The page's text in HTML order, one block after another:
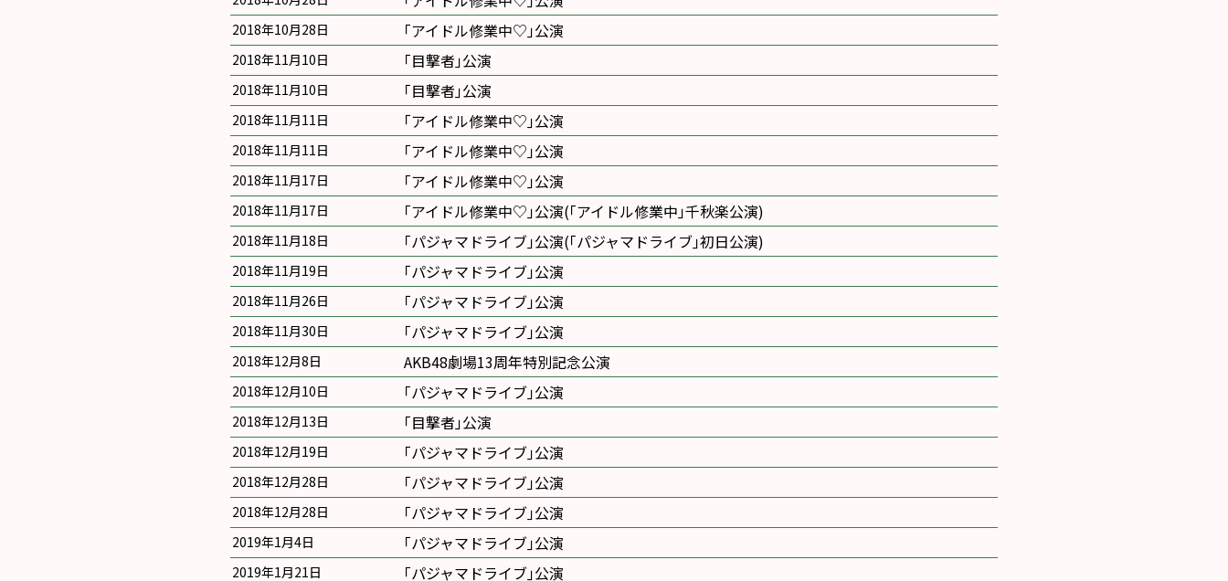
2018年10月28日 ｢アイドル修業中♡｣公演
2018年11月10日 ｢目撃者｣公演
2018年11月10日 ｢目撃者｣公演
2018年11月11日 ｢アイドル修業中♡｣公演
2018年11月11日 ｢アイドル修業中♡｣公演
2018年11月17日 ｢アイドル修業中♡｣公演
2018年11月17日 ｢アイドル修業中♡｣公演(｢アイドル修業中｣千秋楽公演)
2018年11月18日 ｢パジャマドライブ｣公演(｢パジャマドライブ｣初日公演)
2018年11月19日 ｢パジャマドライブ｣公演
2018年11月26日 ｢パジャマドライブ｣公演
2018年11月30日 ｢パジャマドライブ｣公演
2018年12月8日 AKB48劇場13周年特別記念公演
2018年12月10日 ｢パジャマドライブ｣公演
2018年12月13日 ｢目撃者｣公演
2018年12月19日 ｢パジャマドライブ｣公演
2018年12月28日 ｢パジャマドライブ｣公演
2018年12月28日 ｢パジャマドライブ｣公演
2019年1月4日 ｢パジャマドライブ｣公演
2019年1月21日 ｢パジャマドライブ｣公演